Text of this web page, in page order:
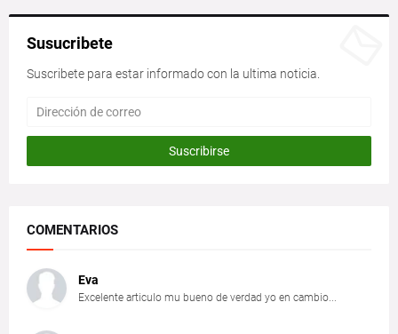
Susucribete
Suscribete para estar informado con la ultima noticia.
COMENTARIOS
Eva
Excelente articulo mu bueno de verdad yo en cambio...